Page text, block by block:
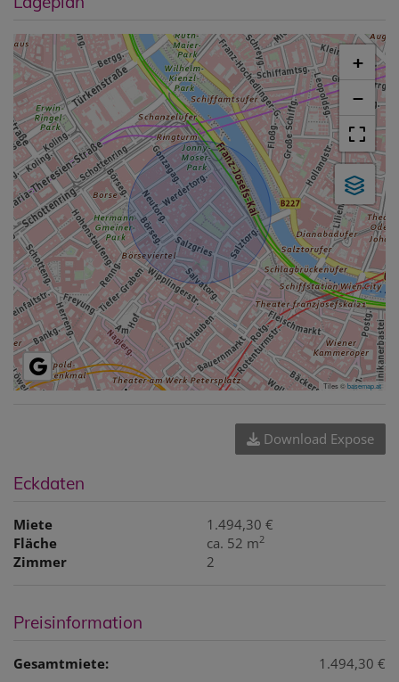
+
−
Tiles ©basemap.at
Download Expose
Eckdaten
Miete
1.494,30 €
Fläche
ca. 52 m2
Zimmer 2
Preisinformation
Gesamtmiete:
1.494,30 €